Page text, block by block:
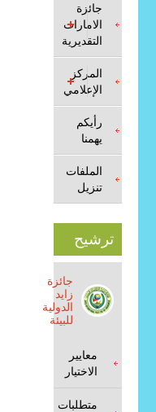
جائزة
الامارات
التقديرية
المركز
الإعلامي
رأيكم
يهمنا
الملفات
تنزيل
ترشيح
جائزة
زايد
الدولية
للبيئة
معايير
الاختيار
متطلبات